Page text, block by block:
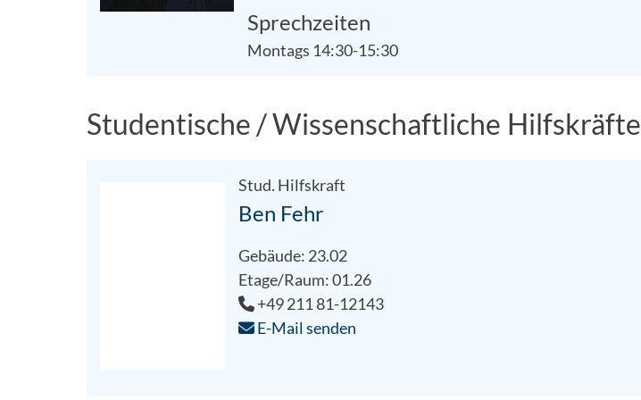
Sprechzeiten
Montags 14:30-15:30
Studentische / Wissenschaftliche Hilfskräfte
Stud. Hilfskraft
Ben Fehr
Gebäude: 23.02
Etage/Raum: 01.26
+49 211 81-12143
E-Mail senden